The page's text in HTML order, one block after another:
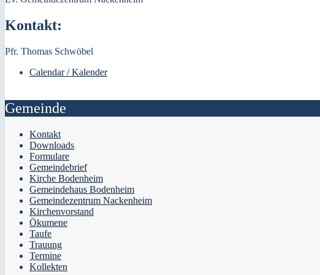
Kontakt:
Pfr. Thomas Schwöbel
Calendar / Kalender
Gemeinde
Kontakt
Downloads
Formulare
Gemeindebrief
Kirche Bodenheim
Gemeindehaus Bodenheim
Gemeindezentrum Nackenheim
Kirchenvorstand
Ökumene
Taufe
Trauung
Termine
Kollekten